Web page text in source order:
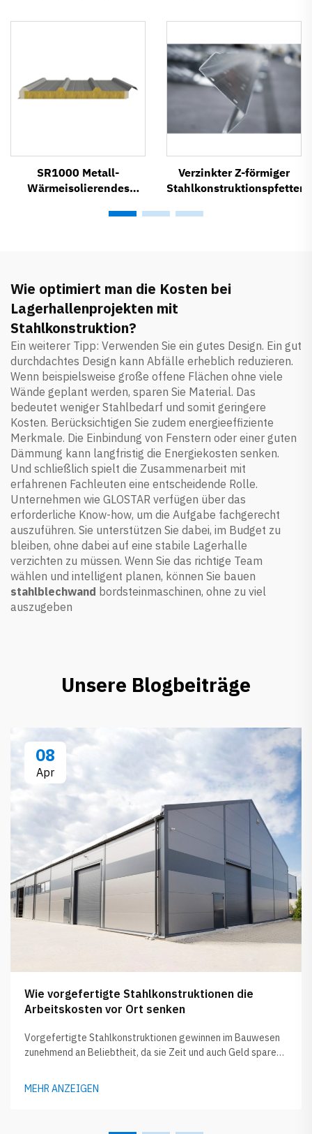
SR1000 Metall-
Wärmeisolierendes
Sandwichpaneelsystem
Verzinkter Z-förmiger
Wie optimiert man die Kosten bei
Lagerhallenprojekten mit
Stahlkonstruktion?
Ein weiterer Tipp: Verwenden Sie ein gutes Design. Ein gut
durchdachtes Design kann Abfälle erheblich reduzieren.
Wenn beispielsweise große offene Flächen ohne viele
Wände geplant werden, sparen Sie Material. Das
bedeutet weniger Stahlbedarf und somit geringere
Kosten. Berücksichtigen Sie zudem energieeffiziente
Merkmale. Die Einbindung von Fenstern oder einer guten
Dämmung kann langfristig die Energiekosten senken.
Und schließlich spielt die Zusammenarbeit mit
erfahrenen Fachleuten eine entscheidende Rolle.
Unternehmen wie GLOSTAR verfügen über das
erforderliche Know-how, um die Aufgabe fachgerecht
auszuführen. Sie unterstützen Sie dabei, im Budget zu
bleiben, ohne dabei auf eine stabile Lagerhalle
verzichten zu müssen. Wenn Sie das richtige Team
wählen und intelligent planen, können Sie bauen
stahlblechwand bordsteinmaschinen, ohne zu viel
auszugeben
Unsere Blogbeiträge
08
Apr
Wie vorgefertigte Stahlkonstruktionen die
Arbeitskosten vor Ort senken
Vorgefertigte Stahlkonstruktionen gewinnen im Bauwesen
zunehmend an Beliebtheit, da sie Zeit und auch Geld sparen.
hergestellt und dann zur Baustelle transportiert. Dadurch
fällt weniger Arbeit vor Ort an. Aufgrund dieser geringeren
MEHR ANZEIGEN